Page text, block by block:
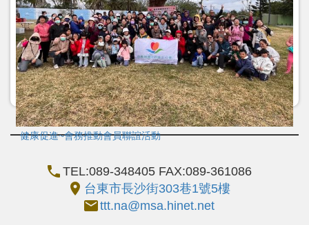
健康促進~會務推動會員聯誼活動
call TEL:089-348405 FAX:089-361086
location_on 台東市長沙街303巷1號5樓
emailttt.na@msa.hinet.net